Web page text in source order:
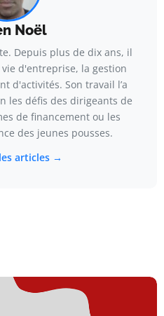
Noël
Depuis plus de dix ans, il
d'entreprise, la gestion
d'activités. Son travail l’a
les défis des dirigeants de
de financement ou les
des jeunes pousses.
articles →